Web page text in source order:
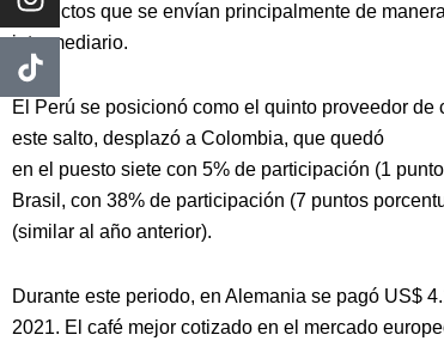
productos que se envían principalmente de
intermediario.
El Perú se posicionó como el quinto proveedor
este salto, desplazó a Colombia, que quedó
en el puesto siete con 5% de participación (1
Brasil, con 38% de participación (7 puntos
(similar al año anterior).
Durante este periodo, en Alemania se pagó US$
2021. El café mejor cotizado en el mercado